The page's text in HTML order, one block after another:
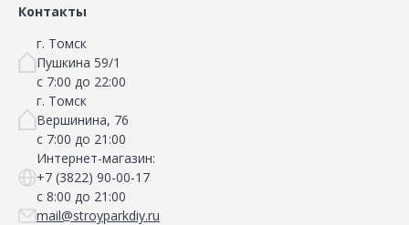
Контакты
г. Томск
Пушкина 59/1
с 7:00 до 22:00
г. Томск
Вершинина, 76
с 7:00 до 21:00
Интернет-магазин:
+7 (3822) 90-00-17
с 8:00 до 21:00
mail@stroyparkdiy.ru